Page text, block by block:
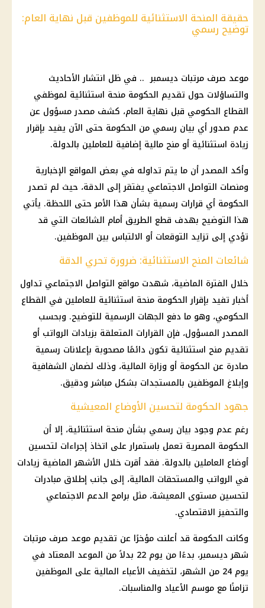
حقيقة المنحة الاستثنائية للموظفين قبل نهاية العام:
توضيح رسمي
موعد صرف مرتبات ديسمبر .. في ظل انتشار الأحاديث
والتساؤلات حول تقديم الحكومة منحة استثنائية لموظفي
القطاع الحكومي قبل نهاية العام، كشف مصدر مسؤول عن
عدم صدور أي بيان رسمي من الحكومة حتى الآن يفيد بإقرار
زيادة استثنائية أو منح مالية إضافية للعاملين بالدولة.
وأكد المصدر أن ما يتم تداوله في بعض المواقع الإخبارية
ومنصات التواصل الاجتماعي يفتقر إلى الدقة، حيث لم تصدر
الحكومة أي قرارات رسمية بشأن هذا الأمر حتى اللحظة. يأتي
هذا التوضيح بهدف قطع الطريق أمام الشائعات التي قد
تؤدي إلى تزايد التوقعات أو الالتباس بين الموظفين.
شائعات المنح الاستثنائية: ضرورة تحري الدقة
خلال الفترة الماضية، شهدت مواقع التواصل الاجتماعي تداول
أخبار تفيد بإقرار الحكومة منحة استثنائية للعاملين في القطاع
الحكومي، وهو ما دفع الجهات الرسمية للتوضيح. وبحسب
المصدر المسؤول، فإن القرارات المتعلقة بزيادات الرواتب أو
تقديم منح استثنائية تكون دائمًا مصحوبة بإعلانات رسمية
صادرة عن الحكومة أو وزارة المالية، وذلك لضمان الشفافية
وإبلاغ الموظفين بالمستجدات بشكل مباشر ودقيق.
جهود الحكومة لتحسين الأوضاع المعيشية
رغم عدم وجود بيان رسمي بشأن منحة استثنائية، إلا أن
الحكومة المصرية تعمل باستمرار على اتخاذ إجراءات لتحسين
أوضاع العاملين بالدولة. فقد أقرت خلال الأشهر الماضية زيادات
في الرواتب والمستحقات المالية، إلى جانب إطلاق مبادرات
لتحسين مستوى المعيشة، مثل برامج الدعم الاجتماعي
والتحفيز الاقتصادي.
وكانت الحكومة قد أعلنت مؤخرًا عن تقديم موعد صرف مرتبات
شهر ديسمبر، بدءًا من يوم 22 بدلاً من الموعد المعتاد في
يوم 24 من الشهر، لتخفيف الأعباء المالية على الموظفين
تزامنًا مع موسم الأعياد والمناسبات.